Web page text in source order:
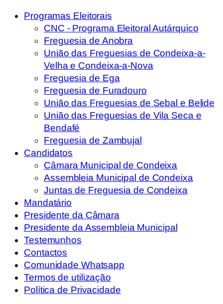
Programas Eleitorais
CNC - Programa Eleitoral Autárquico
Freguesia de Anobra
União das Freguesias de Condeixa-a-
Velha e Condeixa-a-Nova
Freguesia de Ega
Freguesia de Furadouro
União das Freguesias de Sebal e Belide
União das Freguesias de Vila Seca e
Bendafé
Freguesia de Zambujal
Candidatos
Câmara Municipal de Condeixa
Assembleia Municipal de Condeixa
Juntas de Freguesia de Condeixa
Mandatário
Presidente da Câmara
Presidente da Assembleia Municipal
Testemunhos
Contactos
Comunidade Whatsapp
Termos de utilização
Política de Privacidade